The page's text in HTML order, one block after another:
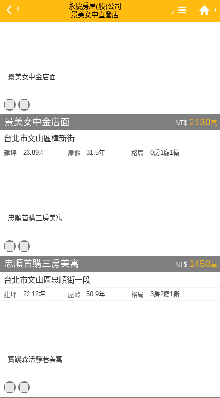
永慶房屋(股)公司
景美女中直營店
依建物坪數 大 → 小
依土地坪數 大 → 小
景美女中金店面 NT$ 2130萬
台北市文山區樟新街
建坪 23.89坪 屋齡 31.5年 格局 0房1廳1衛
忠順首購三房美寓 NT$ 1450萬
台北市文山區忠順街一段
建坪 22.12坪 屋齡 50.9年 格局 3房2廳1衛